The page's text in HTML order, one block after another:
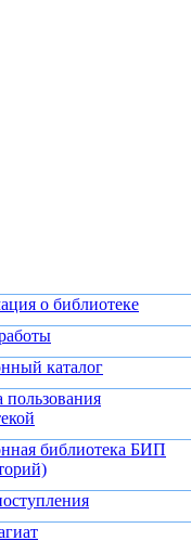
о библиотеке
каталог
пользования
библиотека БИП